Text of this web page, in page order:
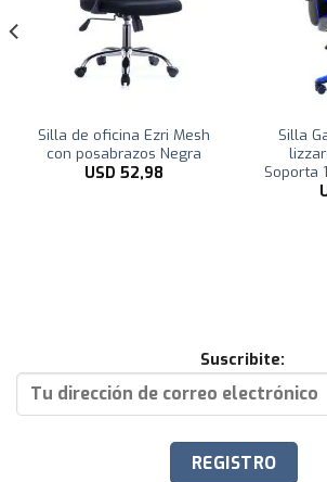
Silla de oficina Ezri Mesh
con posabrazos Negra
USD 52,98
Silla
Soporta
Suscribite: